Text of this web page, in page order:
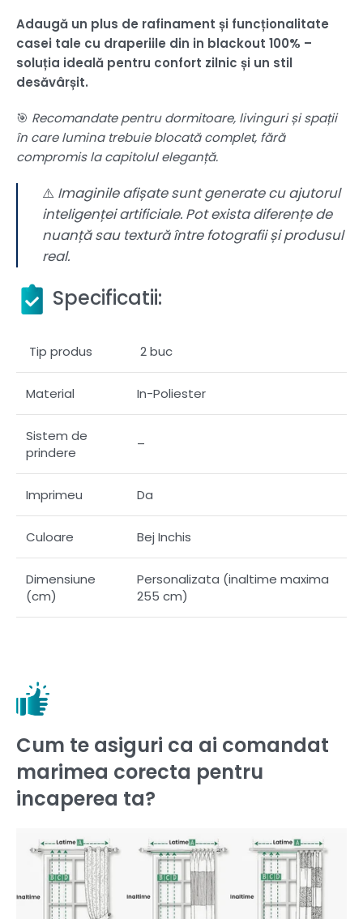
Adaugă un plus de rafinament și funcționalitate
casei tale cu draperiile din in blackout 100% –
soluția ideală pentru confort zilnic și un stil
desăvârșit.
🎯 Recomandate pentru dormitoare, livinguri și spații
în care lumina trebuie blocată complet, fără
compromis la capitolul eleganță.
⚠️ Imaginile afișate sunt generate cu ajutorul
inteligenței artificiale. Pot exista diferențe de
nuanță sau textură între fotografii și produsul
real.
Specificatii:
Tip produs 2 buc
Material In-Poliester
Sistem de
prindere
–
Imprimeu Da
Culoare Bej Inchis
Dimensiune
(cm)
Personalizata (inaltime maxima
255 cm)
Cum te asiguri ca ai comandat
marimea corecta pentru
incaperea ta?